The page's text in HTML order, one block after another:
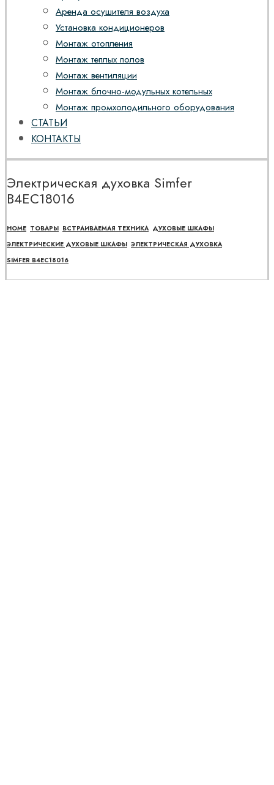
Аренда осушителя воздуха
Установка кондиционеров
Монтаж отопления
Монтаж теплых полов
Монтаж вентиляции
Монтаж блочно-модульных котельных
Монтаж промхолодильного оборудования
СТАТЬИ
КОНТАКТЫ
Электрическая духовка Simfer
B4EC18016
HOME ТОВАРЫ ВСТРАИВАЕМАЯ ТЕХНИКА ДУХОВЫЕ ШКАФЫ
ЭЛЕКТРИЧЕСКИЕ ДУХОВЫЕ ШКАФЫ ЭЛЕКТРИЧЕСКАЯ ДУХОВКА
SIMFER B4EC18016